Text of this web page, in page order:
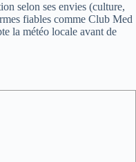
selon ses envies (culture,
fiables comme Club Med
la météo locale avant de